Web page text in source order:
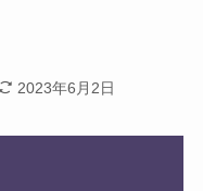
2023年6月2日